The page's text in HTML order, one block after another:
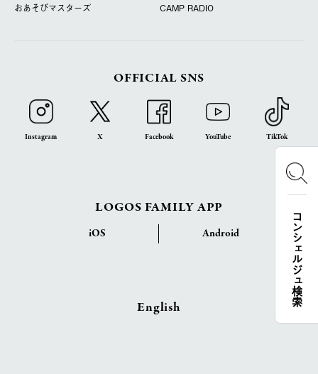
コンシェルジュ検索
おあそびマスターズ
CAMP RADIO
OFFICIAL SNS
Instagram X Facebook YouTube TikTok
LOGOS FAMILY APP
iOS Android
English